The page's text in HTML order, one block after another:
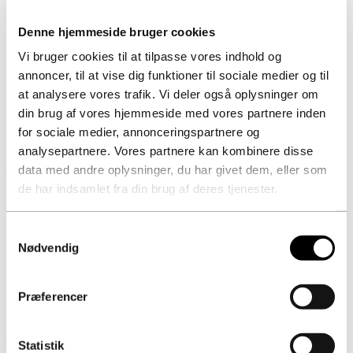
Denne hjemmeside bruger cookies
Vi bruger cookies til at tilpasse vores indhold og
annoncer, til at vise dig funktioner til sociale medier og til
at analysere vores trafik. Vi deler også oplysninger om
din brug af vores hjemmeside med vores partnere inden
for sociale medier, annonceringspartnere og
analysepartnere. Vores partnere kan kombinere disse
data med andre oplysninger, du har givet dem, eller som
de har indsamlet fra din brug af deres tjenester.
Nødvendig
Præferencer
Statistik
To af de planlagte bygninger er allerede begyndt at tage form,
og konturerne af en tredje kan skimtes.
Fra Raundahl & Moesby´s byggeplads på Tulipvej 3 lyder det
fra byggelederen, at det forventes, at Danish Crowns nye
hovedkontor på 13.000 kvadratmeter står færdigt i løbet af
andet kvartal 2023.
forbindes med de nye gennem et "drivhus", vil Danis Crown råde
over et hovedkontor på i alt 23.000 kvadratmeter.
projektet, der opføres i samarbejde med arkitektfirmaet